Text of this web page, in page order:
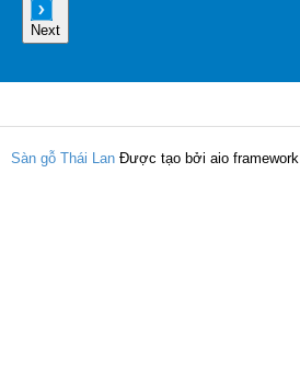
Next
Sàn gỗ Thái Lan Được tạo bởi aio framework